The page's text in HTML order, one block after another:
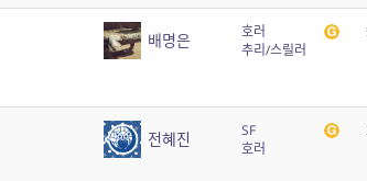
배명은
호러
추리/스릴러
전혜진
SF
호러